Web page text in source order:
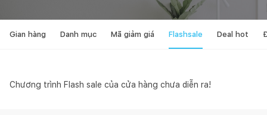
Gian hàng Danh mục Mã giảm giá Flashsale Deal hot
Chương trình Flash sale của cửa hàng chưa diễn ra!